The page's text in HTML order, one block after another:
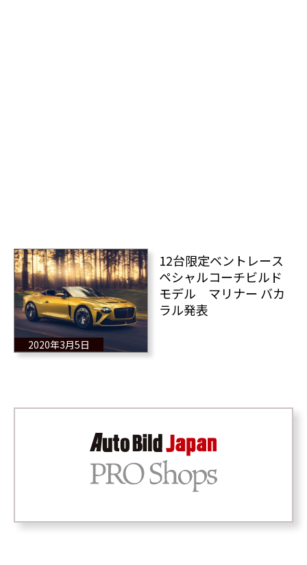
2020年3月5日
12台限定ベントレース
ペシャルコーチビルド
モデル マリナー バカ
ラル発表